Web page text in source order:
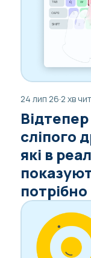
24 лип 26·2 хв
сліпого
які в